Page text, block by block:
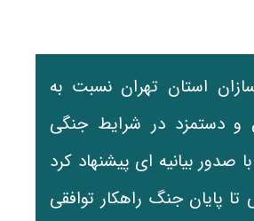
استان تهران نسبت به
و دستمزد در شرایط جنگی
صدور بیانیه ای پیشنهاد کرد
تا پایان جنگ راهکار توافقی